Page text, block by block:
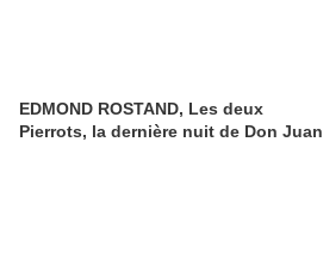
EDMOND ROSTAND, Les deux
Pierrots, la dernière nuit de Don Juan